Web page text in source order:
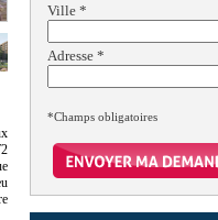
Ville *
Adresse *
*Champs obligatoires